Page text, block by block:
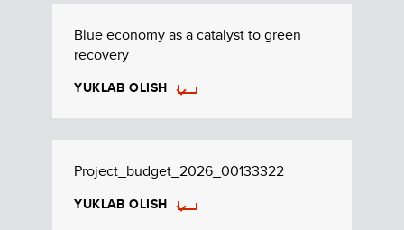
Blue economy as a catalyst to green
recovery
YUKLAB OLISH
Project_budget_2026_00133322
YUKLAB OLISH